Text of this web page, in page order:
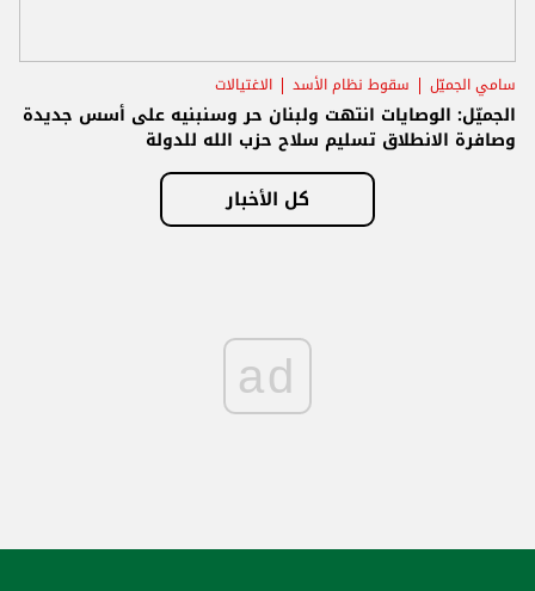
سامي الجميّل سقوط نظام الأسد الاغتيالات
الجميّل: الوصايات انتهت ولبنان حر وسنبنيه على أسس جديدة
وصافرة الانطلاق تسليم سلاح حزب الله للدولة
كل الأخبار
ad